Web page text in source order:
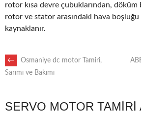
rotor kısa devre çubuklarından, döküm
rotor ve stator arasındaki hava
kaynaklanır.
POST
←
Osmaniye dc motor Tamiri,
Sarımı ve Bakımı
SERVO MOTOR TAMIRI